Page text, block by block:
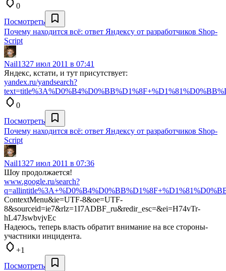
0
Посмотреть
Почему находится всё: ответ Яндексу от разработчиков Shop-
Script
Nail1327 июл 2011 в 07:41
Яндекс, кстати, и тут присутствует:
yandex.ru/yandsearch?
0
Посмотреть
Почему находится всё: ответ Яндексу от разработчиков Shop-
Script
Nail1327 июл 2011 в 07:36
Шоу продолжается!
www.google.ru/search?
ContextMenu&ie=UTF-8&oe=UTF-
8&sourceid=ie7&rlz=1I7ADBF_ru&redir_esc=&ei=H74vTr-
hL47JswbvjvEc
Надеюсь, теперь власть обратит внимание на все стороны-
участники инцидента.
+1
Посмотреть